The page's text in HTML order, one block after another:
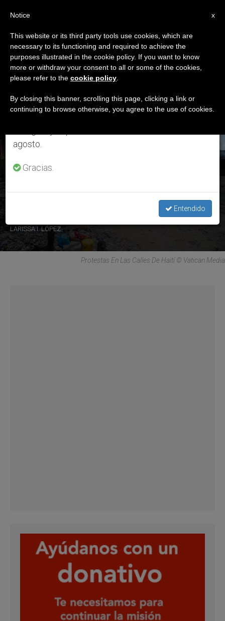
ETIQUETA
Posts Tagged ‘Les
Cayes’
ÚLTIMAS NOTICIAS
Haití: Obispos denuncian que los dirigentes del país “siguen
LARISSA I. LÓPEZ
Protestas En Las Calles De Haití © Vatican Media
×
Aviso importante
Del 27 de julio al 7 de agosto haremos la pausa
anual, aprovechando que en el periodo de verano
se generan menos informaciones y también el
agosto.
Gracias.
Entendido
x
Notice
This website or its third party tools use cookies, which are
necessary to its functioning and required to achieve the
purposes illustrated in the cookie policy. If you want to know
more or withdraw your consent to all or some of the cookies,
please refer to the cookie policy
By closing this banner, scrolling this page, clicking a link or
continuing to browse otherwise, you agree to the use of cookies.